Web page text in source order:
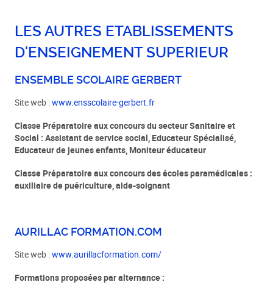
LES AUTRES ETABLISSEMENTS
D'ENSEIGNEMENT SUPERIEUR
ENSEMBLE SCOLAIRE GERBERT
Site web :www.ensscolaire-gerbert.fr
Classe Préparatoire aux concours du secteur Sanitaire et
Social : Assistant de service social, Educateur Spécialisé,
Educateur de jeunes enfants, Moniteur éducateur
Classe Préparatoire aux concours des écoles paramédicales :
auxiliaire de puériculture, aide-soignant
AURILLAC FORMATION.COM
Site web :www.aurillacformation.com/
Formations proposées par alternance :